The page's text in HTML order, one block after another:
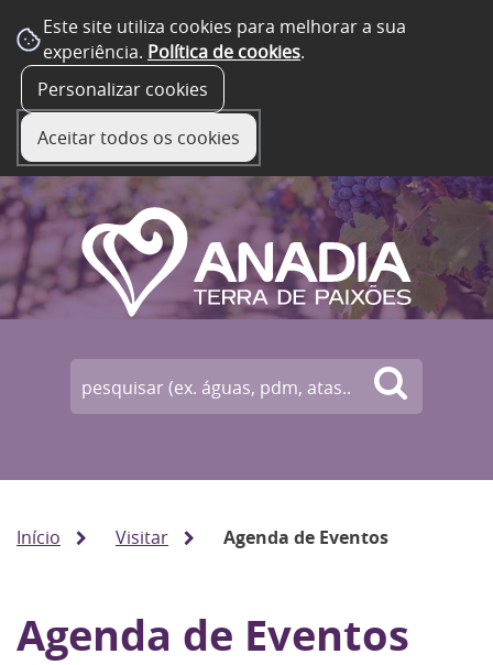
Este site utiliza cookies para melhorar a sua
experiência. Política de cookies.
Personalizar cookies
Aceitar todos os cookies
Início Visitar Agenda de Eventos
Agenda de Eventos